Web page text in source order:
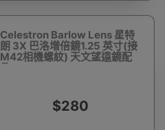
Celestron Barlow Lens 星特
朗 3X 巴洛增倍鏡1.25 英寸(接
M42相機螺紋) 天文望遠鏡配
件
$280